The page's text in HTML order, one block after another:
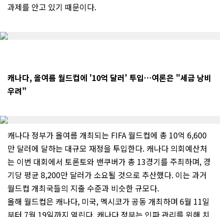
과제를 안고 있기 때문이다.
캐나다, 올여름 월드컵에 '10억 달러' 투입…여론은 "세금 낭비
우려"
캐나다 정부가 올여름 개최되는 FIFA 월드컵에 총 10억 6,600
만 달러에 달하는 대규모 재정을 투입한다. 캐나다 의회예산처
는 이번 대회에서 토론토와 밴쿠버가 총 13경기를 주최하며, 경
기당 평균 8,200만 달러가 소요될 것으로 추산했다. 이는 과거
월드컵 개최국들의 지출 수준과 비슷한 규모다.
올해 월드컵은 캐나다, 미국, 멕시코가 공동 개최하며 6월 11일
부터 7월 19일까지 열린다. 캐나다 정부는 인파 관리를 위해 치